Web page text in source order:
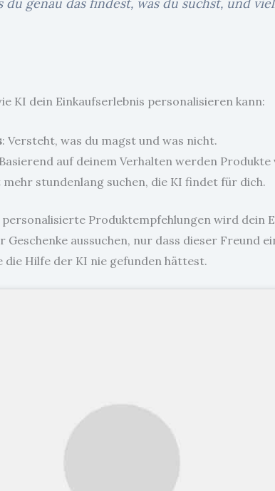
du genau das findest, was du suchst, und
KI dein Einkaufserlebnis personalisieren kann:
: Versteht, was du magst und was nicht.
auf deinem Verhalten werden
mehr stundenlang suchen, die KI findet für dich.
Produktempfehlungen wird dein
aussuchen, nur dass dieser Freund
die Hilfe der KI nie gefunden hättest.